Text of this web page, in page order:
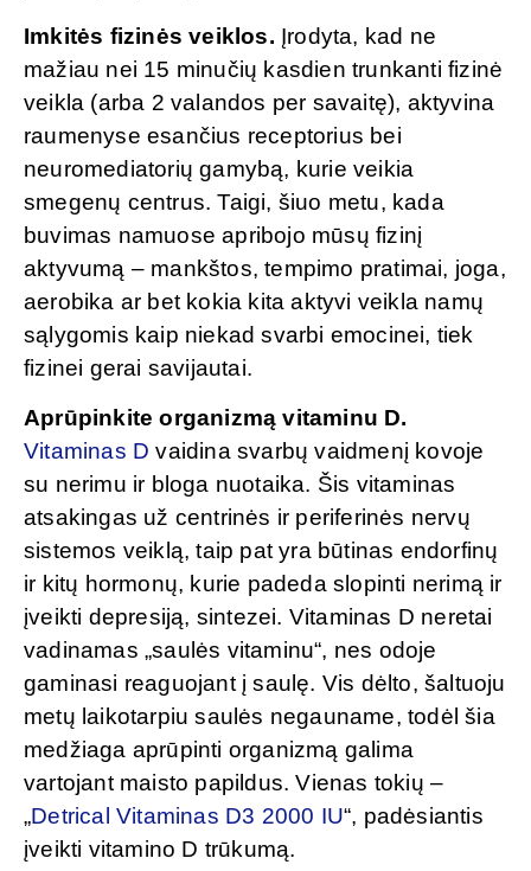
Imkitės fizinės veiklos. Įrodyta, kad ne
mažiau nei 15 minučių kasdien trunkanti fizinė
veikla (arba 2 valandos per savaitę), aktyvina
raumenyse esančius receptorius bei
neuromediatorių gamybą, kurie veikia
smegenų centrus. Taigi, šiuo metu, kada
buvimas namuose apribojo mūsų fizinį
aktyvumą – mankštos, tempimo pratimai, joga,
aerobika ar bet kokia kita aktyvi veikla namų
sąlygomis kaip niekad svarbi emocinei, tiek
fizinei gerai savijautai.
Aprūpinkite organizmą vitaminu D.
Vitaminas D vaidina svarbų vaidmenį kovoje
su nerimu ir bloga nuotaika. Šis vitaminas
atsakingas už centrinės ir periferinės nervų
sistemos veiklą, taip pat yra būtinas endorfinų
ir kitų hormonų, kurie padeda slopinti nerimą ir
įveikti depresiją, sintezei. Vitaminas D neretai
vadinamas „saulės vitaminu“, nes odoje
gaminasi reaguojant į saulę. Vis dėlto, šaltuoju
metų laikotarpiu saulės negauname, todėl šia
medžiaga aprūpinti organizmą galima
vartojant maisto papildus. Vienas tokių –
„Detrical Vitaminas D3 2000 IU“, padėsiantis
įveikti vitamino D trūkumą.